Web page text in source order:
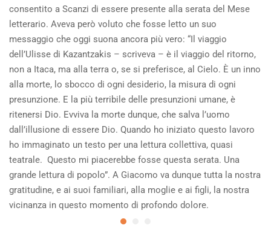
consentito a Scanzi di essere presente alla serata del Mese
letterario. Aveva però voluto che fosse letto un suo
messaggio che oggi suona ancora più vero: “Il viaggio
dell’Ulisse di Kazantzakis – scriveva – è il viaggio del ritorno,
non a Itaca, ma alla terra o, se si preferisce, al Cielo. È un inno
alla morte, lo sbocco di ogni desiderio, la misura di ogni
presunzione. E la più terribile delle presunzioni umane, è
ritenersi Dio. Evviva la morte dunque, che salva l’uomo
dall’illusione di essere Dio. Quando ho iniziato questo lavoro
ho immaginato un testo per una lettura collettiva, quasi
teatrale. Questo mi piacerebbe fosse questa serata. Una
grande lettura di popolo”. A Giacomo va dunque tutta la nostra
gratitudine, e ai suoi familiari, alla moglie e ai figli, la nostra
vicinanza in questo momento di profondo dolore.